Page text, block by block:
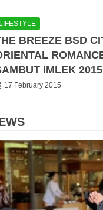
LIFESTYLE
BREEZE BSD
IMLEK 2015
17 February 2015